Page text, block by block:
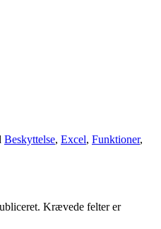
Beskyttelse, Excel, Funktioner,
Krævede felter er